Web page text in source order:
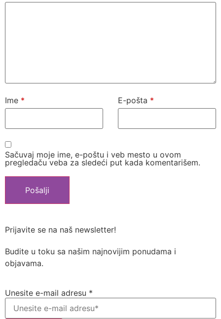
Ime * E-pošta *
Sačuvaj moje ime, e-poštu i veb mesto u ovom
pregledaču veba za sledeći put kada komentarišem.
Prijavite se na naš newsletter!
Budite u toku sa našim najnovijim ponudama i
objavama.
Unesite e-mail adresu *